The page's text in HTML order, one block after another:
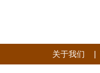
关于我们